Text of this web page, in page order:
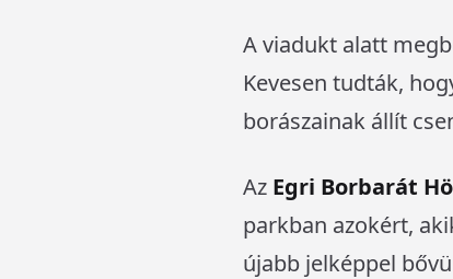
A viadukt alatt
Kevesen tudták,
borászainak állít
Az Egri Borbarát
parkban azokért,
újabb jelképpel